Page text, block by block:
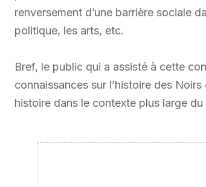
renversement d’une barrière sociale
politique, les arts, etc.
Bref, le public qui a assisté à cette
connaissances sur l’histoire des
histoire dans le contexte plus large